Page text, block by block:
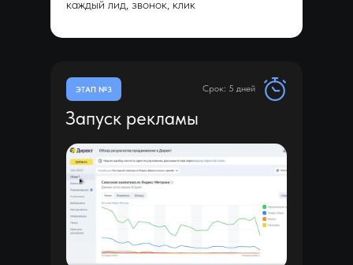
каждый лид, звонок, клик
Запуск рекламы
Срок: 5 дней
ЭТАП №3